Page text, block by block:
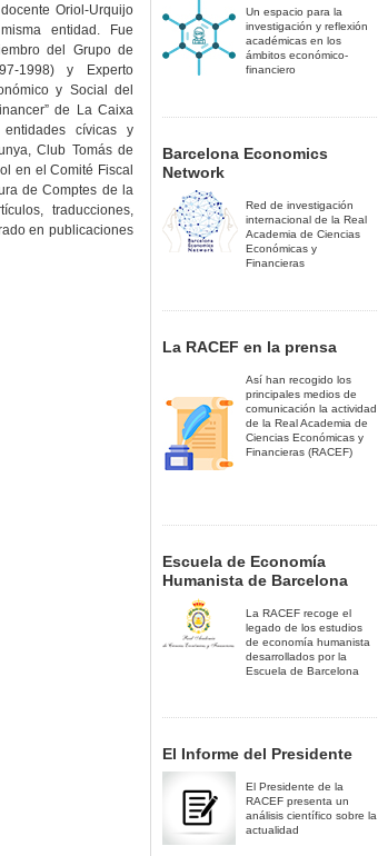
Oriol-Urquijo
entidad. Fue
del Grupo de
1998) y Experto
y Social del
de La Caixa
cívicas y
Club Tomás de
en el Comité Fiscal
de Comptes de la
traducciones,
en publicaciones
Un espacio para la
investigación y reflexión
académicas en los
ámbitos económico-
financiero
Barcelona Economics
Network
Red de investigación
internacional de la Real
Academia de Ciencias
Económicas y
Financieras
La RACEF en la prensa
Así han recogido los
principales medios de
comunicación la actividad
de la Real Academia de
Ciencias Económicas y
Financieras (RACEF)
Escuela de Economía
Humanista de Barcelona
La RACEF recoge el
legado de los estudios
de economía humanista
desarrollados por la
Escuela de Barcelona
El Informe del Presidente
El Presidente de la
RACEF presenta un
análisis científico sobre la
actualidad